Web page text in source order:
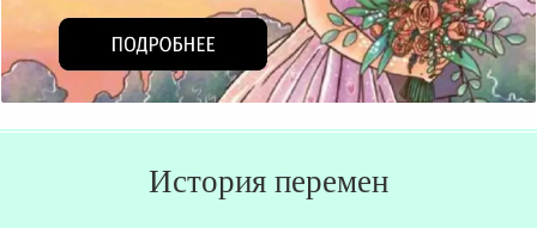
История перемен